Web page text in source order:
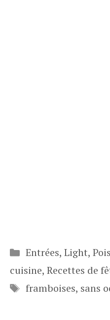
Catégories
Entrées, Light,
cuisine, Recettes de
Étiquettes
framboises, sans